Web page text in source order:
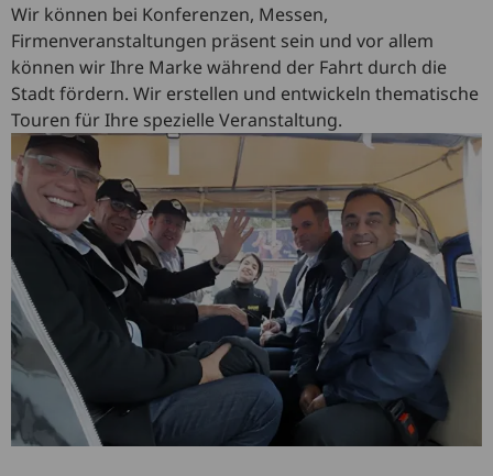
Wir können bei Konferenzen, Messen,
Firmenveranstaltungen präsent sein und vor allem
können wir Ihre Marke während der Fahrt durch die
Stadt fördern. Wir erstellen und entwickeln thematische
Touren für Ihre spezielle Veranstaltung.